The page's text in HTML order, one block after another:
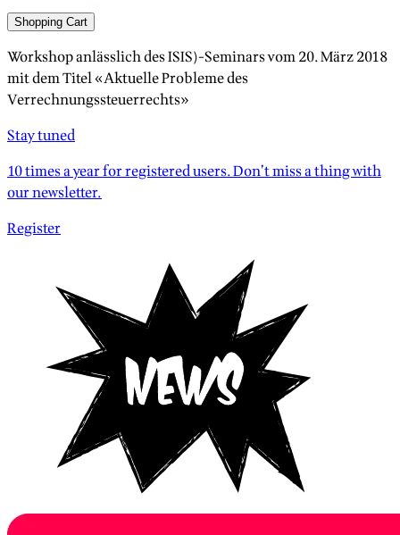
Shopping Cart
Workshop anlässlich des ISIS)-Seminars vom 20. März 2018
mit dem Titel «Aktuelle Probleme des
Verrechnungssteuerrechts»
Stay tuned
10 times a year for registered users. Don’t miss a thing with
our newsletter.
Register